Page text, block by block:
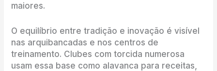
maiores.
O equilíbrio entre tradição e inovação é visível
nas arquibancadas e nos centros de
treinamento. Clubes com torcida numerosa
usam essa base como alavanca para receitas,